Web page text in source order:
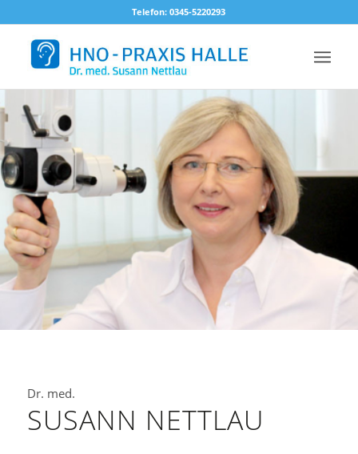
Telefon: 0345-5220293
Dr. med.
SUSANN NETTLAU